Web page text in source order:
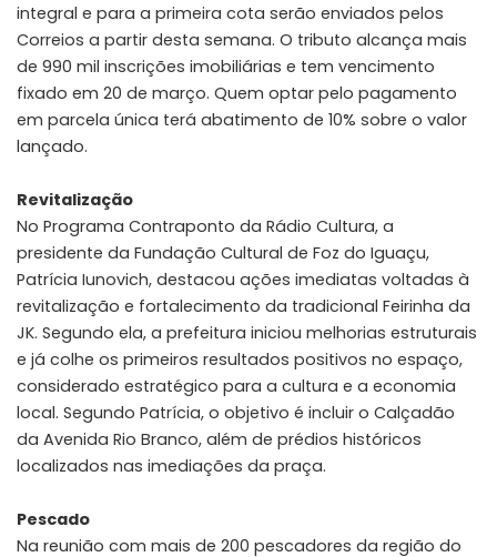
integral e para a primeira cota serão enviados pelos
Correios a partir desta semana. O tributo alcança mais
de 990 mil inscrições imobiliárias e tem vencimento
fixado em 20 de março. Quem optar pelo pagamento
em parcela única terá abatimento de 10% sobre o valor
lançado.
Revitalização
No Programa Contraponto da Rádio Cultura, a
presidente da Fundação Cultural de Foz do Iguaçu,
Patrícia Iunovich, destacou ações imediatas voltadas à
revitalização e fortalecimento da tradicional Feirinha da
JK. Segundo ela, a prefeitura iniciou melhorias estruturais
e já colhe os primeiros resultados positivos no espaço,
considerado estratégico para a cultura e a economia
local. Segundo Patrícia, o objetivo é incluir o Calçadão
da Avenida Rio Branco, além de prédios históricos
localizados nas imediações da praça.
Pescado
Na reunião com mais de 200 pescadores da região do